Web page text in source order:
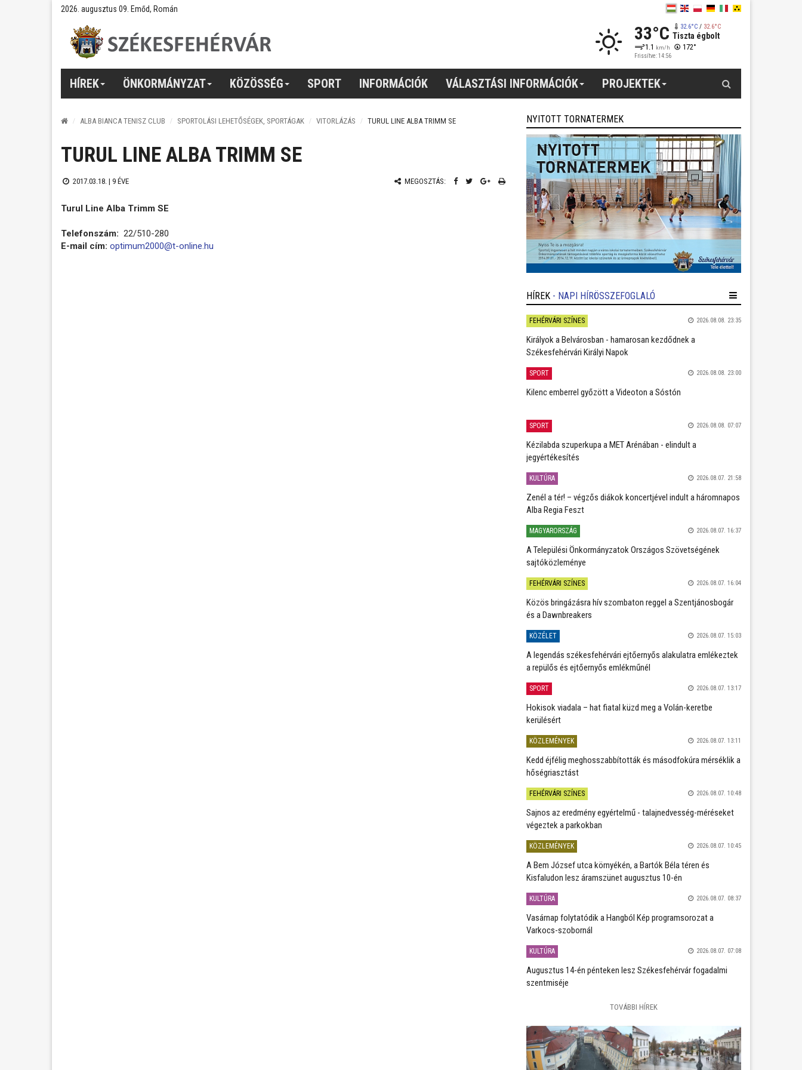
2026. augusztus 09. Emőd, Román
33°C 32.6°C/ 32.6°C
Tiszta égbolt
1.1 km/h 172°
Frissítve: 14:56
HÍREK ÖNKORMÁNYZAT KÖZÖSSÉG SPORT INFORMÁCIÓK VÁLASZTÁSI INFORMÁCIÓK PROJEKTEK
ALBA BIANCA TENISZ CLUB SPORTOLÁSI LEHETŐSÉGEK, SPORTÁGAK VITORLÁZÁS TURUL LINE ALBA TRIMM SE
TURUL LINE ALBA TRIMM SE
2017.03.18. | 9 ÉVE MEGOSZTÁS:
Turul Line Alba Trimm SE
Telefonszám: 22/510-280
E-mail cím: optimum2000@t-online.hu
NYITOTT TORNATERMEK
HÍREK - NAPI HÍRÖSSZEFOGLALÓ
FEHÉRVÁRI SZÍNES 2026.08.08. 23:35
Királyok a Belvárosban - hamarosan kezdődnek a
Székesfehérvári Királyi Napok
SPORT 2026.08.08. 23:00
Kilenc emberrel győzött a Videoton a Sóstón
SPORT 2026.08.08. 07:07
Kézilabda szuperkupa a MET Arénában - elindult a
jegyértékesítés
KULTÚRA 2026.08.07. 21:58
Zenél a tér! – végzős diákok koncertjével indult a háromnapos
Alba Regia Feszt
MAGYARORSZÁG 2026.08.07. 16:37
A Települési Önkormányzatok Országos Szövetségének
sajtóközleménye
FEHÉRVÁRI SZÍNES 2026.08.07. 16:04
Közös bringázásra hív szombaton reggel a Szentjánosbogár
és a Dawnbreakers
KÖZÉLET 2026.08.07. 15:03
A legendás székesfehérvári ejtőernyős alakulatra emlékeztek
a repülős és ejtőernyős emlékműnél
SPORT 2026.08.07. 13:17
Hokisok viadala – hat fiatal küzd meg a Volán-keretbe
kerülésért
KÖZLEMÉNYEK 2026.08.07. 13:11
Kedd éjfélig meghosszabbították és másodfokúra mérséklik a
hőségriasztást
FEHÉRVÁRI SZÍNES 2026.08.07. 10:48
Sajnos az eredmény egyértelmű - talajnedvesség-méréseket
végeztek a parkokban
KÖZLEMÉNYEK 2026.08.07. 10:45
A Bem József utca környékén, a Bartók Béla téren és
Kisfaludon lesz áramszünet augusztus 10-én
KULTÚRA 2026.08.07. 08:37
Vasárnap folytatódik a Hangból Kép programsorozat a
Varkocs-szobornál
KULTÚRA 2026.08.07. 07:08
Augusztus 14-én pénteken lesz Székesfehérvár fogadalmi
szentmiséje
TOVÁBBI HÍREK